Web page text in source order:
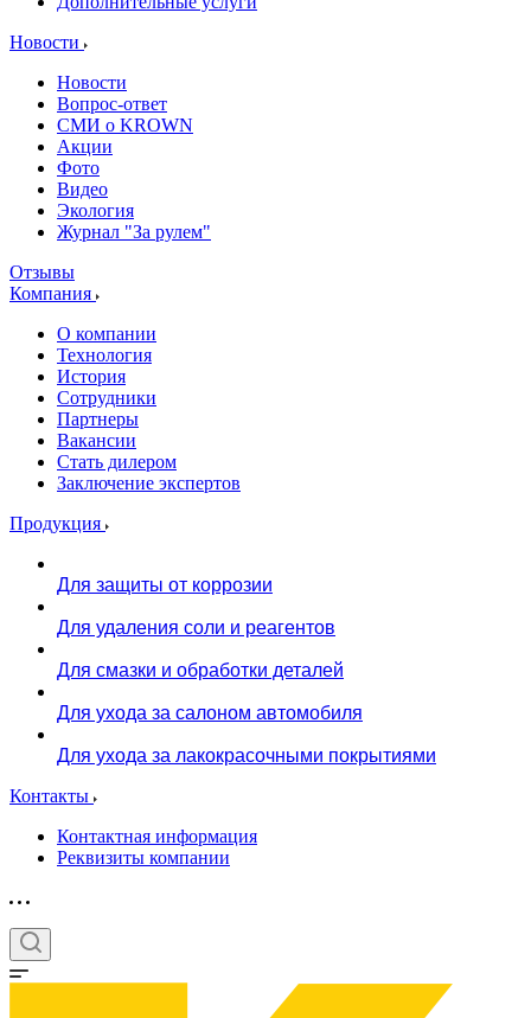
Новости
Новости
Вопрос-ответ
СМИ о KROWN
Акции
Фото
Видео
Экология
Журнал "За рулем"
Отзывы
Компания
О компании
Технология
История
Сотрудники
Партнеры
Вакансии
Стать дилером
Заключение экспертов
Продукция
Для защиты от коррозии
Для удаления соли и реагентов
Для смазки и обработки деталей
Для ухода за салоном автомобиля
Для ухода за лакокрасочными покрытиями
Контакты
Контактная информация
Реквизиты компании